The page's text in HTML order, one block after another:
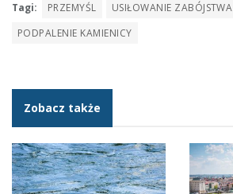
Tagi: PRZEMYŚL USIŁOWANIE ZABÓJSTWA
PODPALENIE KAMIENICY
Zobacz także